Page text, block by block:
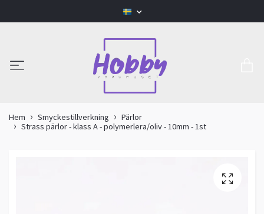
Hem Smyckestillverkning
Pärlor
Strass pärlor - klass A - polymerlera/oliv - 10mm - 1st